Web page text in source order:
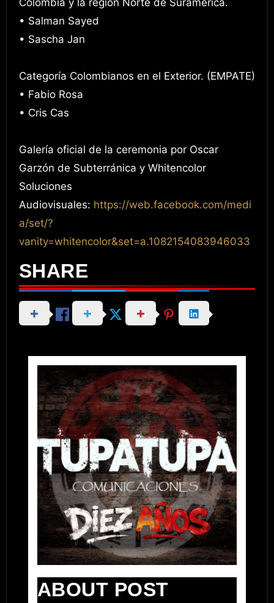
Colombia y la región Norte de Suramérica.
• Salman Sayed
• Sascha Jan
Categoría Colombianos en el Exterior. (EMPATE)
• Fabio Rosa
• Cris Cas
Galería oficial de la ceremonia por Oscar
Garzón de Subterránica y Whitencolor
Soluciones
Audiovisuales: https://web.facebook.com/medi
a/set/?
vanity=whitencolor&set=a.1082154083946033
SHARE
ABOUT POST